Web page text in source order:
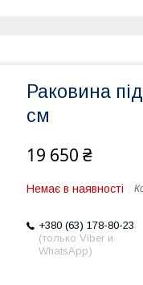
Раковина
см
19 650 ₴
Немає в наявності
+380 (63) 178-80-23
(только Viber и
WhatsApp)